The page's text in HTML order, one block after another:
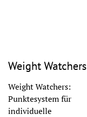
Weight Watchers
Weight Watchers:
Punktesystem für
individuelle